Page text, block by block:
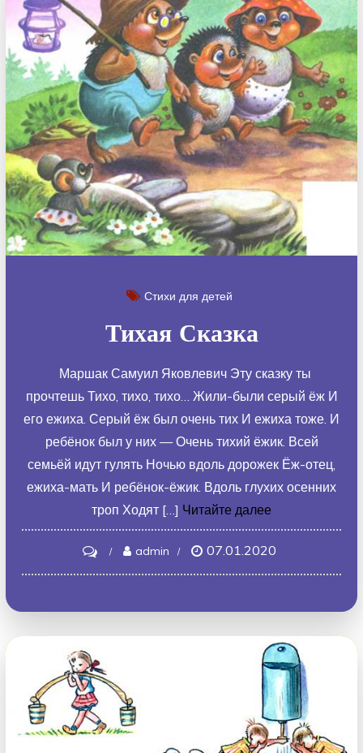
Стихи для детей
Тихая Сказка
Маршак Самуил Яковлевич Эту сказку ты
прочтешь Тихо, тихо, тихо… Жили-были серый ёж И
его ежиха. Серый ёж был очень тих И ежиха тоже. И
ребёнок был у них — Очень тихий ёжик. Всей
семьёй идут гулять Ночью вдоль дорожек Ёж-отец,
ежиха-мать И ребёнок-ёжик. Вдоль глухих осенних
троп Ходят […] Читайте далее
on
Тихая
admin 07.01.2020